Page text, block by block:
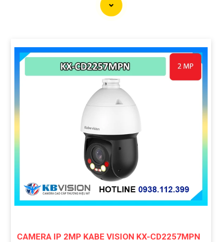
chính xác nhất cho nhu cầu an ninh của bạn!"
"Bạn muốn mua Camera Kbvision với giá ưu đãi
nghiệm!"
3:
"Chúng tôi cam kết cung cấp Camera Kbvision
chính hãng với chiết khấu cao nhất trên thị trường.
Hãy đến với chúng tôi để trải nghiệm dịch vụ tốt nhất
và nhận được sự tư vấn chuyên nghiệp về giải pháp an
ninh cần thiết!"
Hy vọng những câu giới thiệu trên sẽ giúp bạn thành
công trong việc tiếp cận khách hàng và tăng cơ hội
bán hàng của bạn. Nếu có bất kỳ yêu cầu hay câu hỏi
nào khác, bạn có thể chia sẻ để tôi hỗ trợ bạn tốt hơn!
CAMERA IP 2MP KABE VISION KX-CD2257MPN